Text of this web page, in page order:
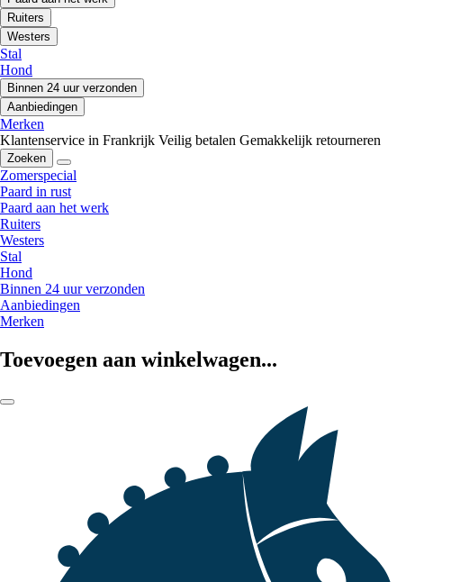
Ruiters
Westers
Stal
Hond
Binnen 24 uur verzonden
Aanbiedingen
Merken
Klantenservice in Frankrijk Veilig betalen Gemakkelijk retourneren
Zoeken
Zomerspecial
Paard in rust
Paard aan het werk
Ruiters
Westers
Stal
Hond
Binnen 24 uur verzonden
Aanbiedingen
Merken
Toevoegen aan winkelwagen...